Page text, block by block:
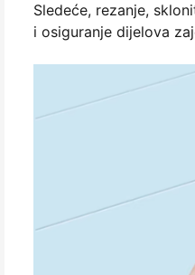
Sledeće, rezanje,
i osiguranje dijelova